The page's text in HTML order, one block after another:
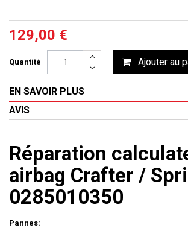
129,00 €
Quantité Ajouter au
EN SAVOIR PLUS
AVIS
Réparation
airbag Crafter /
0285010350
Pannes: